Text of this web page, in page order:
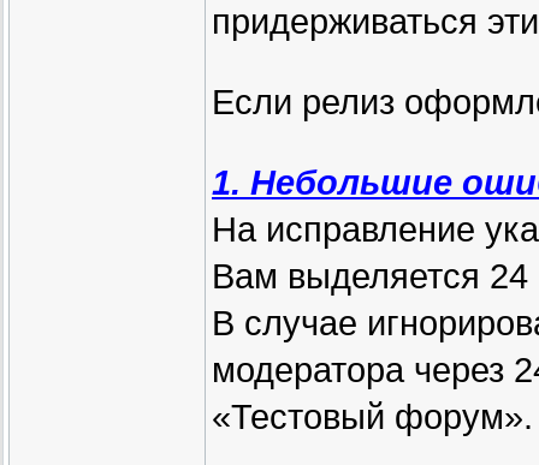
придерживаться
Если релиз
1. Небольшие
На исправление
Вам выделяется 24
В случае
модератора через
«Тестовый форум».